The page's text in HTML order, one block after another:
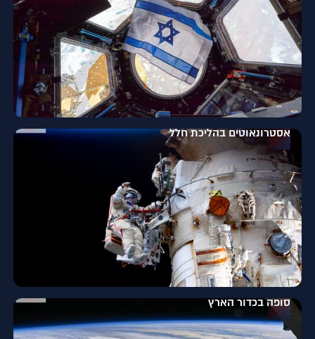
אסטרונאוטים בהליכת חלל
סופה בכדור הארץ